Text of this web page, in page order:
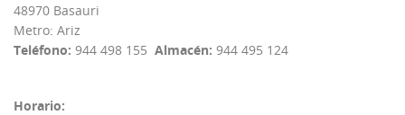
48970 Basauri
Metro: Ariz
Teléfono: 944 498 155 Almacén: 944 495 124
Horario: